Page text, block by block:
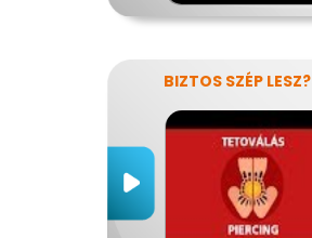
BIZTOS SZÉP LESZ?